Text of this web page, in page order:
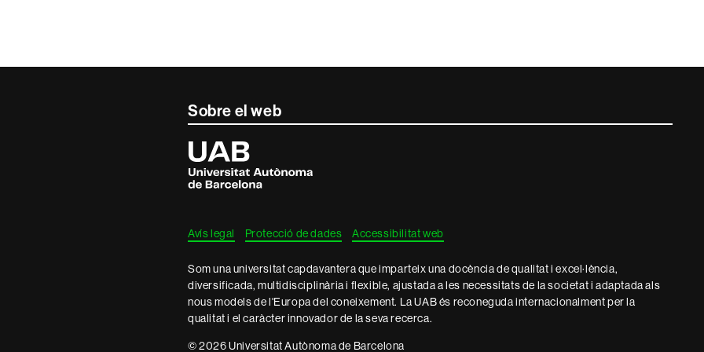
Sobre el web
Universitat
Autònoma
de
Barcelona
Avís legal Protecció de dades Accessibilitat web
Som una universitat capdavantera que imparteix una docència de qualitat i excel·lència,
diversificada, multidisciplinària i flexible, ajustada a les necessitats de la societat i adaptada als
nous models de l'Europa del coneixement. La UAB és reconeguda internacionalment per la
qualitat i el caràcter innovador de la seva recerca.
© 2026 Universitat Autònoma de Barcelona